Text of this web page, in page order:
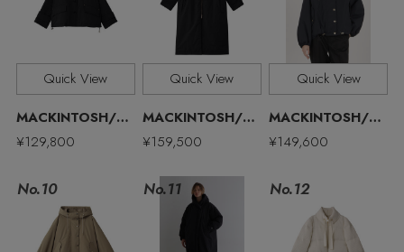
チャーム・ストラップ
その他(傘・ハンカチ・時計など)
EDITOR'S CLOSET
エディター厳選ギフト
Quick View
MACKINTOSH/マッキントッシュ
¥129,800
Quick View
MACKINTOSH/マッキントッシュ
¥159,500
Quick View
MACKINTOSH/マッキントッシュ
¥149,600
No.10 No.11 No.12